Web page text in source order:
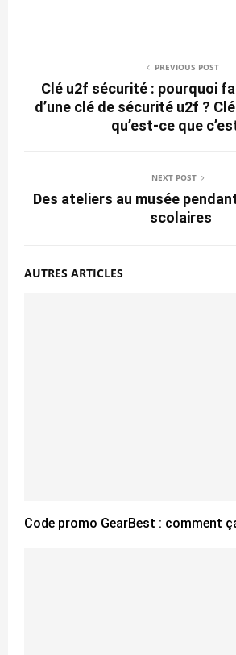
PREVIOUS POST
Clé u2f sécurité : pourquoi
d’une clé de sécurité u2f ?
qu’est-ce que
NEXT POST
Des ateliers au musée
scolaires
AUTRES ARTICLES
Code promo GearBest : comment